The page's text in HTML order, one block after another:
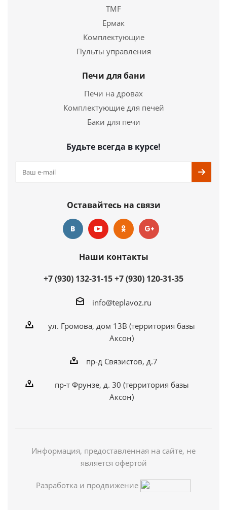
Купить в 1 клик
TMF
Ермак
Комплектующие
Пульты управления
Печи для бани
Печи на дровах
Комплектующие для печей
Баки для печи
Будьте всегда в курсе!
Оставайтесь на связи
Наши контакты
+7 (930) 132-31-15+7 (930) 120-31-35
info@teplavoz.ru
ул. Громова, дом 13В (территория базы
Аксон)
пр-д Связистов, д.7
пр-т Фрунзе, д. 30 (территория базы
Аксон)
Информация, предоставленная на сайте, не
является офертой
Разработка и продвижение